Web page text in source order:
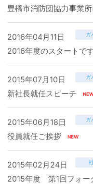
豊橋市消防団協力事業
2016年04月11日 ガ
2016年度のスタートです
2015年07月10日 ガ
新社長就任スピーチ
2015年06月18日 ガ
役員就任ご挨拶
2015年02月24日
2015年度 第1回フォー